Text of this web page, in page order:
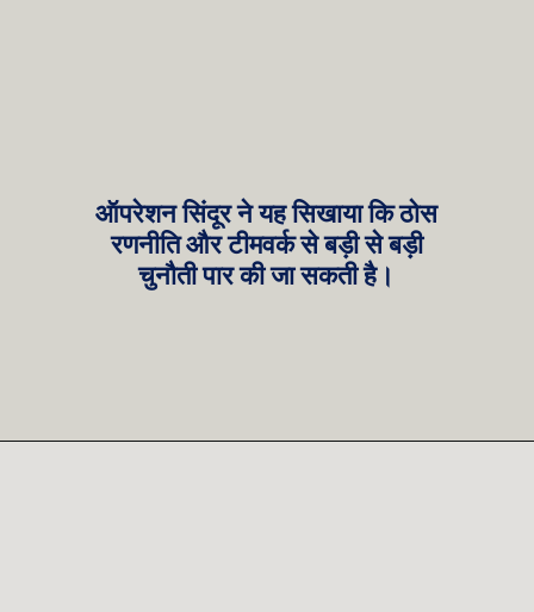
ऑपरेशन सिंदूर ने यह सिखाया कि ठोस
रणनीति और टीमवर्क से बड़ी से बड़ी
चुनौती पार की जा सकती है।